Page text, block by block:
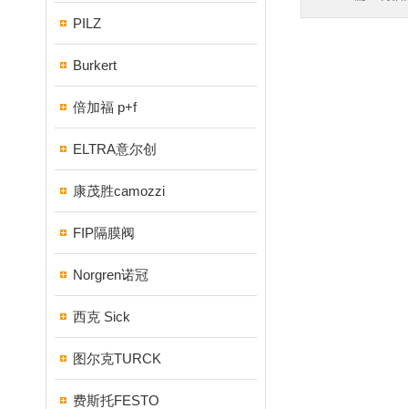
PILZ
Burkert
倍加福 p+f
ELTRA意尔创
康茂胜camozzi
FIP隔膜阀
Norgren诺冠
西克 Sick
图尔克TURCK
费斯托FESTO